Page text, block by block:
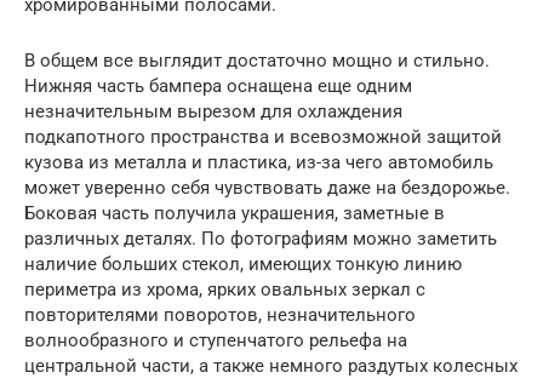
хромированными полосами.
В общем все выглядит достаточно мощно и стильно.
Нижняя часть бампера оснащена еще одним
незначительным вырезом для охлаждения
подкапотного пространства и всевозможной защитой
кузова из металла и пластика, из-за чего автомобиль
может уверенно себя чувствовать даже на бездорожье.
Боковая часть получила украшения, заметные в
различных деталях. По фотографиям можно заметить
наличие больших стекол, имеющих тонкую линию
периметра из хрома, ярких овальных зеркал с
повторителями поворотов, незначительного
волнообразного и ступенчатого рельефа на
центральной части, а также немного раздутых колесных